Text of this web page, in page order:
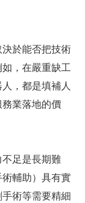
於能否把技術
，在嚴重缺工
，都是填補人
業落地的價
足是長期難
輔助）具有實
術等需要精細